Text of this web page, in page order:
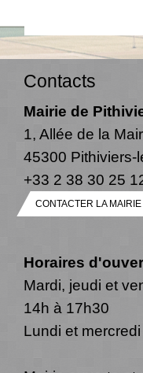
Contacts
Mairie de
1, Allée de la
45300 Pithiviers-
+33 2 38 30 25
CONTACTER LA
Horaires
Mardi, jeudi et
14h à 17h30
Lundi et